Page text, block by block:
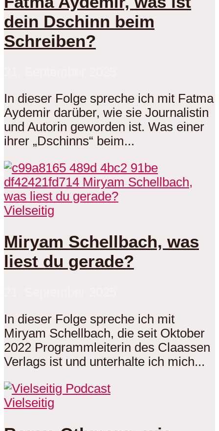
dein Dschinn beim
Schreiben?
In dieser Folge spreche ich mit Fatma
Aydemir darüber, wie sie Journalistin
und Autorin geworden ist. Was einer
ihrer „Dschinns“ beim...
Vielseitig
Miryam Schellbach, was
liest du gerade?
In dieser Folge spreche ich mit
Miryam Schellbach, die seit Oktober
2022 Programmleiterin des Claassen
Verlags ist und unterhalte ich mich...
Vielseitig